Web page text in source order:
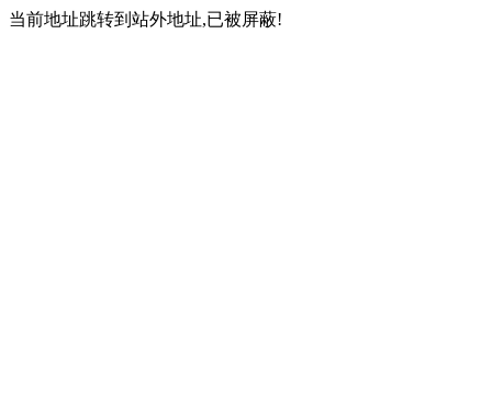
当前地址跳转到站外地址,已被屏蔽!